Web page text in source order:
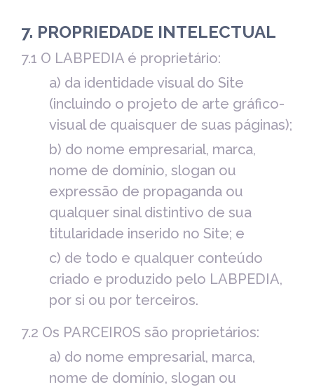
7. PROPRIEDADE INTELECTUAL
7.1 O LABPEDIA é proprietário:
a) da identidade visual do Site
(incluindo o projeto de arte gráfico-
visual de quaisquer de suas páginas);
b) do nome empresarial, marca,
nome de domínio, slogan ou
expressão de propaganda ou
qualquer sinal distintivo de sua
titularidade inserido no Site; e
c) de todo e qualquer conteúdo
criado e produzido pelo LABPEDIA,
por si ou por terceiros.
7.2 Os PARCEIROS são proprietários:
a) do nome empresarial, marca,
nome de domínio, slogan ou